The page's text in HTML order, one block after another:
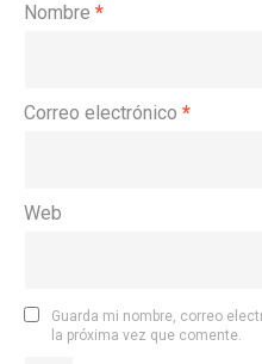
Nombre *
Correo electrónico *
Web
Guarda mi nombre, correo
la próxima vez que comente.